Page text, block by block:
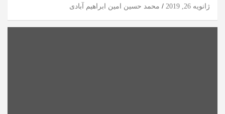
ژانویه 26, 2019 محمد حسین امین ابراهیم آبادی